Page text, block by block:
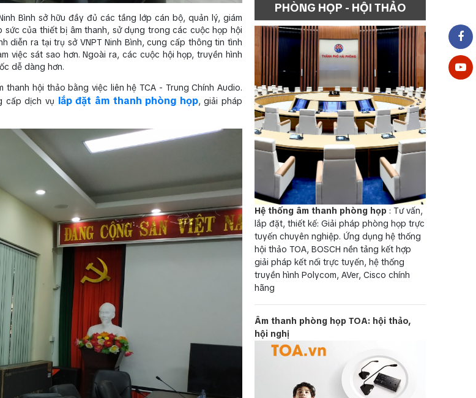
Bình sở hữu đầy đủ các tầng lớp cán bộ, quản lý, giám
của thiết bị âm thanh, sử dụng trong các cuộc họp hội
diễn ra tại trụ sở VNPT Ninh Bình, cung cấp thông tin tình
việc sát sao hơn. Ngoài ra, các cuộc hội họp, truyền hình
dễ dàng hơn.
hội thảo bằng việc liên hệ TCA - Trung Chính Audio.
cấp dịch vụ lắp đặt âm thanh phòng họp, giải pháp
PHÒNG HỌP - HỘI THẢO
Hệ thống âm thanh phòng họp : Tư vấn,
lắp đặt, thiết kế: Giải pháp phòng họp trực
tuyến chuyên nghiệp. Ứng dụng hệ thống
hội thảo TOA, BOSCH nền tảng kết hợp
giải pháp kết nối trực tuyến, hệ thống
truyền hình Polycom, AVer, Cisco chính
hãng
Âm thanh phòng họp TOA: hội thảo,
hội nghị